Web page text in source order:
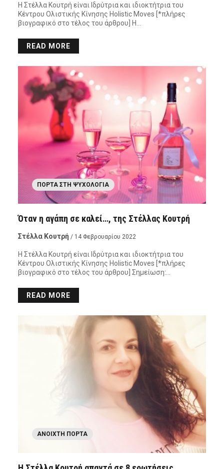
Η Στέλλα Κουτρή είναι Ιδρύτρια και ιδιοκτήτρια του
Κέντρου Ολιστικής Κίνησης Holistic Moves [*πλήρες
βιογραφικό στο τέλος του άρθρου] Η…
READ MORE
ΠΌΡΤΑ ΣΤΗ ΨΥΧΟΛΟΓΊΑ
Όταν η αγάπη σε καλεί…, της Στέλλας Κουτρή
Στέλλα Κουτρή / 14 Φεβρουαρίου 2022
Η Στέλλα Κουτρή είναι Ιδρύτρια και ιδιοκτήτρια του
Κέντρου Ολιστικής Κίνησης Holistic Moves [*πλήρες
βιογραφικό στο τέλος του άρθρου] Σημείωση:…
READ MORE
ΑΝΟΙΧΤΉ ΠΌΡΤΑ